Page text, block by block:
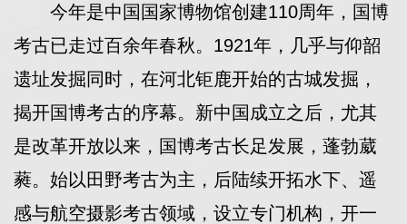
今年是中国国家博物馆创建110周年，国博
考古已走过百余年春秋。1921年，几乎与仰韶
遗址发掘同时，在河北钜鹿开始的古城发掘，
揭开国博考古的序幕。新中国成立之后，尤其
是改革开放以来，国博考古长足发展，蓬勃葳
蕤。始以田野考古为主，后陆续开拓水下、遥
感与航空摄影考古领域，设立专门机构，开一